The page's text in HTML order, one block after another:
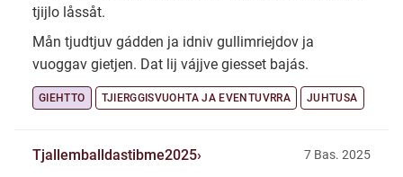
tjijlo låssåt.
Mån tjudtjuv gádden ja idniv gullimriejdov ja
vuoggav gietjen. Dat lij vájjve giesset bajás.
GIEHTTO TJIERGGISVUOHTA JA EVENTUVRRA JUHTUSA
Tjallemballdastibme2025 7 Bas. 2025